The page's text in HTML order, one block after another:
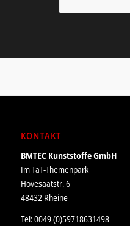
KONTAKT
BMTEC Kunststoffe GmbH
Im TaT-Themenpark
Hovesaatstr. 6
48432 Rheine
Tel: 0049 (0)59718631498